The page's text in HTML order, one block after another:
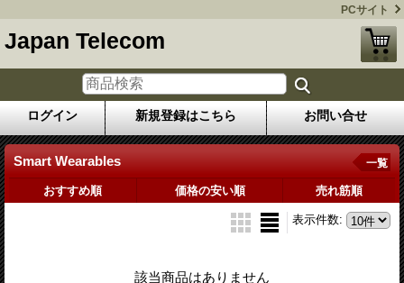
PCサイト
Japan Telecom
ログイン 新規登録はこちら お問い合せ
Smart Wearables 一覧
おすすめ順 価格の安い順 売れ筋順
表示件数:
該当商品はありません